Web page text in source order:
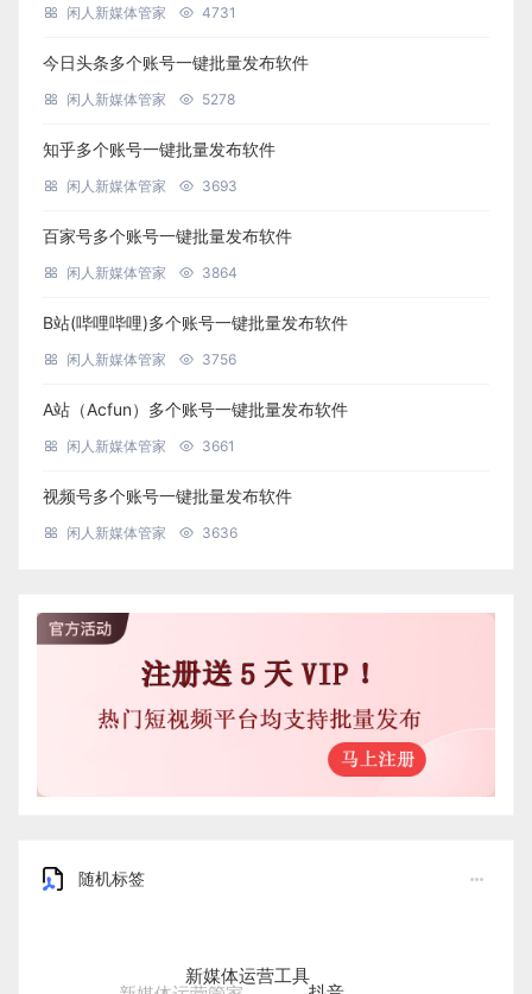
闲人新媒体管家 4731
今日头条多个账号一键批量发布软件
闲人新媒体管家 5278
知乎多个账号一键批量发布软件
闲人新媒体管家 3693
百家号多个账号一键批量发布软件
闲人新媒体管家 3864
B站(哔哩哔哩)多个账号一键批量发布软件
闲人新媒体管家 3756
A站（Acfun）多个账号一键批量发布软件
闲人新媒体管家 3661
视频号多个账号一键批量发布软件
闲人新媒体管家 3636
随机标签
新媒体运营工具
抖音